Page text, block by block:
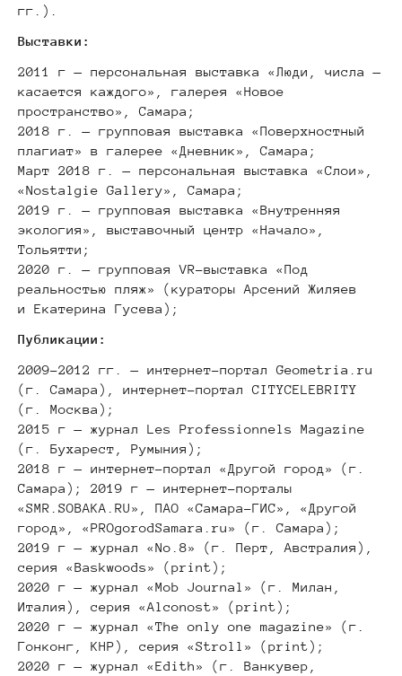
гг.).
Выставки:
2011 г — персональная выставка «Люди, числа —
касается каждого», галерея «Новое
пространство», Самара;
2018 г. — групповая выставка «Поверхностный
плагиат» в галерее «Дневник», Самара;
Март 2018 г. — персональная выставка «Слои»,
«Nostalgie Gallery», Самара;
2019 г. — групповая выставка «Внутренняя
экология», выставочный центр «Начало»,
Тольятти;
2020 г. — групповая VR-выставка «Под
реальностью пляж» (кураторы Арсений Жиляев
и Екатерина Гусева);
Публикации:
2009–2012 гг. — интернет-портал Geometria.ru
(г. Самара), интернет-портал CITYCELEBRITY
(г. Москва);
2015 г — журнал Les Professionnels Magazine
(г. Бухарест, Румыния);
2018 г — интернет-портал «Другой город» (г.
Самара); 2019 г — интернет-порталы
«SMR.SOBAKA.RU», ПАО «Самара-ГИС», «Другой
город», «PROgorodSamara.ru» (г. Самара);
2019 г — журнал «No.8» (г. Перт, Австралия),
серия «Вaskwoods» (print);
2020 г — журнал «Mob Journal» (г. Милан,
Италия), серия «Alconost» (print);
2020 г — журнал «The only one magazine» (г.
Гонконг, КНР), серия «Stroll» (print);
2020 г — журнал «Edith» (г. Ванкувер,